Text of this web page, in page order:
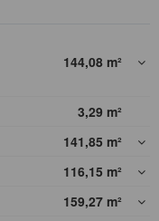
144,08 m²
3,29 m²
141,85 m²
116,15 m²
159,27 m²